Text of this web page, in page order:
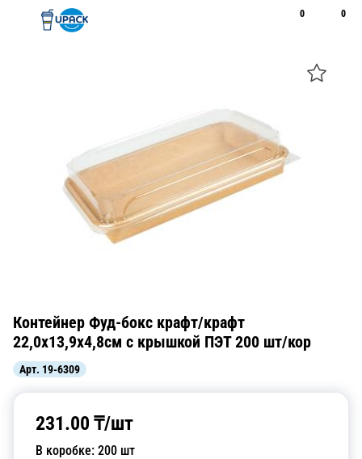
0 0
Контейнер Фуд-бокс крафт/крафт
22,0x13,9x4,8см с крышкой ПЭТ 200 шт/кор
Арт. 19-6309
231.00 ₸/шт
В коробке: 200 шт